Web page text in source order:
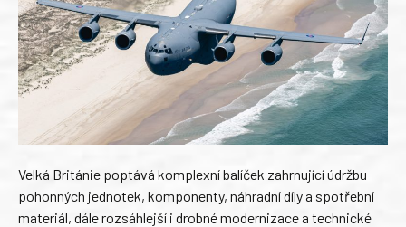
Velká Británie poptává komplexní balíček zahrnující údržbu
pohonných jednotek, komponenty, náhradní díly a spotřební
materiál, dále rozsáhlejší i drobné modernizace a technické